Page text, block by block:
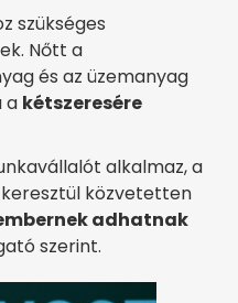
szükséges
Nőtt a
és az üzemanyag
a kétszeresére
alkalmaz, a
közvetetten
adhatnak
szerint.